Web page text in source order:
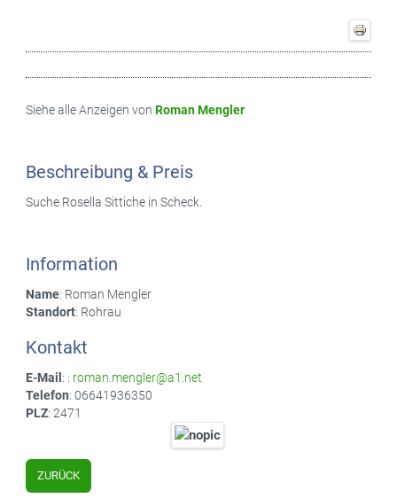
Siehe alle Anzeigen von Roman Mengler
Beschreibung & Preis
Suche Rosella Sittiche in Scheck.
Information
Name: Roman Mengler
Standort: Rohrau
Kontakt
E-Mail : : roman.mengler@a1.net
Telefon: 06641936350
PLZ: 2471
ZURÜCK